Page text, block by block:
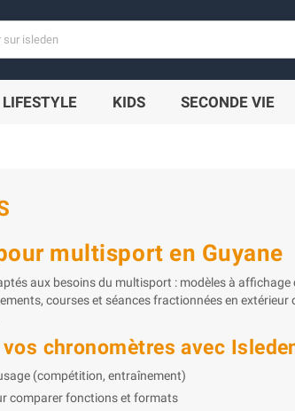
LIFESTYLE KIDS SECONDE VIE
multisport en Guyane
aux besoins du multisport : modèles à
courses et séances fractionnées en
chronomètres avec
(compétition, entraînement)
comparer fonctions et formats